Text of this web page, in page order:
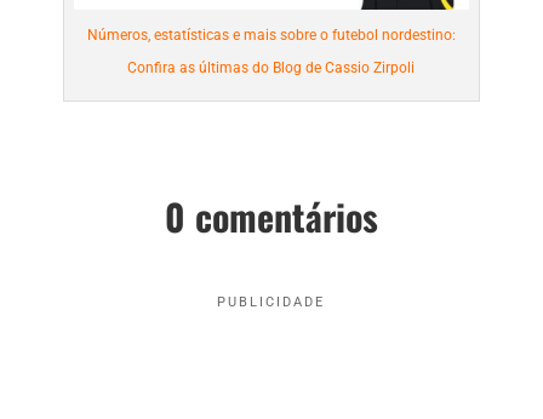
Números, estatísticas e mais sobre o futebol nordestino:
Confira as últimas do Blog de Cassio Zirpoli
0 comentários
PUBLICIDADE